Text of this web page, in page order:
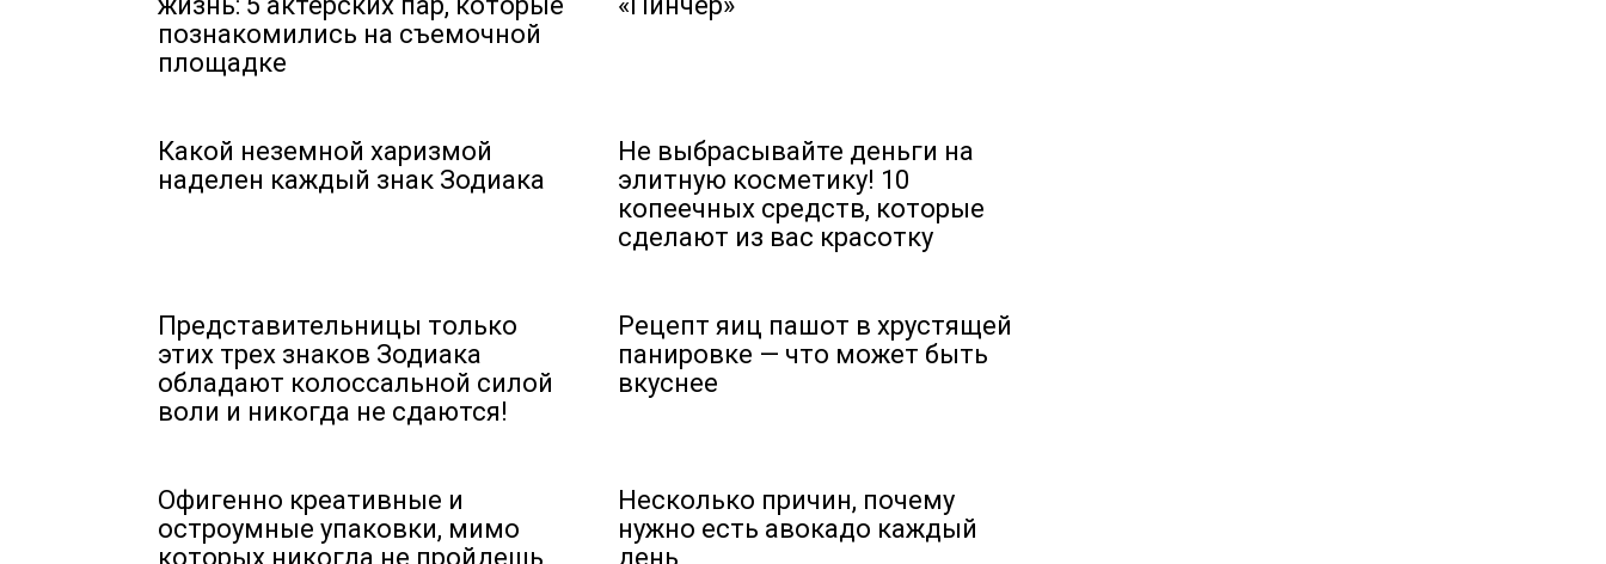
познакомились на съемочной
площадке
Какой неземной харизмой
наделен каждый знак Зодиака
Не выбрасывайте деньги на
элитную косметику! 10
копеечных средств, которые
сделают из вас красотку
Представительницы только
этих трех знаков Зодиака
обладают колоссальной силой
воли и никогда не сдаются!
Рецепт яиц пашот в хрустящей
панировке — что может быть
вкуснее
Офигенно креативные и
остроумные упаковки, мимо
которых никогда не пройдешь
Несколько причин, почему
нужно есть авокадо каждый
день